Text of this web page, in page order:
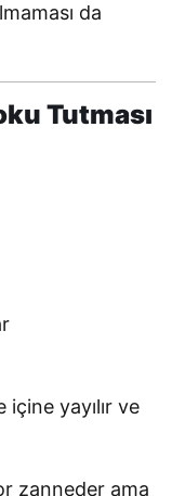
da
Tutması
içine yayılır ve
zanneder ama